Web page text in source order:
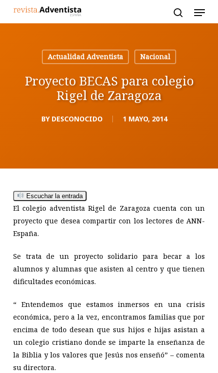
Actualidad Adventista
Nacional
Proyecto BECAS para colegio
Rigel de Zaragoza
BY DESCONOCIDO 1 MAYO, 2014
Escuchar la entrada
El colegio adventista Rigel de Zaragoza cuenta con un
proyecto que desea compartir con los lectores de ANN-
España.
Se trata de un proyecto solidario para becar a los
alumnos y alumnas que asisten al centro y que tienen
dificultades económicas.
“ Entendemos que estamos inmersos en una crisis
económica, pero a la vez, encontramos familias que por
encima de todo desean que sus hijos e hijas asistan a
un colegio cristiano donde se imparte la enseñanza de
la Biblia y los valores que Jesús nos enseñó” – comenta
su directora.